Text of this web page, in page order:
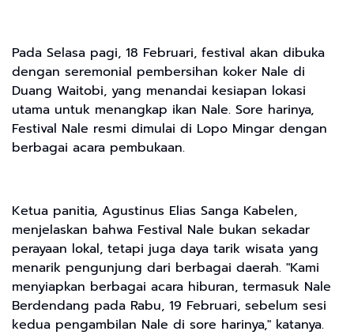
Pada Selasa pagi, 18 Februari, festival akan dibuka
dengan seremonial pembersihan koker Nale di
Duang Waitobi, yang menandai kesiapan lokasi
utama untuk menangkap ikan Nale. Sore harinya,
Festival Nale resmi dimulai di Lopo Mingar dengan
berbagai acara pembukaan.
Ketua panitia, Agustinus Elias Sanga Kabelen,
menjelaskan bahwa Festival Nale bukan sekadar
perayaan lokal, tetapi juga daya tarik wisata yang
menarik pengunjung dari berbagai daerah. "Kami
menyiapkan berbagai acara hiburan, termasuk Nale
Berdendang pada Rabu, 19 Februari, sebelum sesi
kedua pengambilan Nale di sore harinya," katanya.